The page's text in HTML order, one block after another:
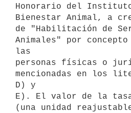
Honorario del
Bienestar Animal, a
de "Habilitación de
Animales" por
las
personas físicas o
mencionadas en los
D) y
E). El valor de la tasa
(una unidad